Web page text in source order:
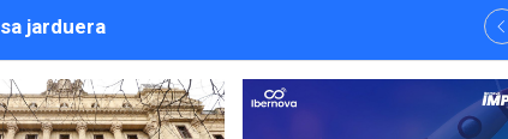
jarduera